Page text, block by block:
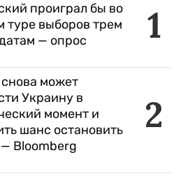
1
проиграл бы во
туре выборов трем
— опрос
2
может
Украину в
момент и
шанс остановить
Bloomberg